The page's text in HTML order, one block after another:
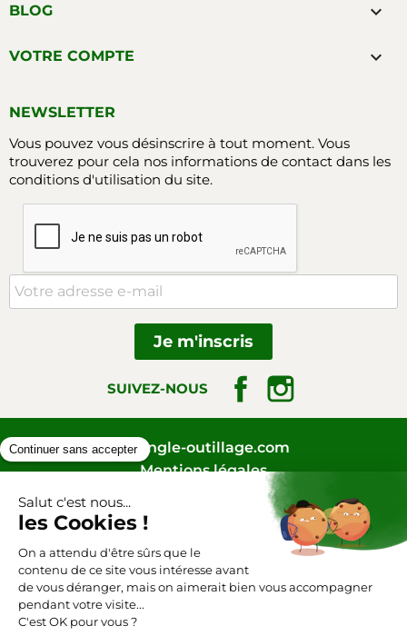
BLOG 
VOTRE COMPTE 
NEWSLETTER
Vous pouvez vous désinscrire à tout moment. Vous
trouverez pour cela nos informations de contact dans les
conditions d'utilisation du site.
SUIVEZ-NOUS Facebook
Triangle-outillage.com
Mentions légales
Conditions générales de vente